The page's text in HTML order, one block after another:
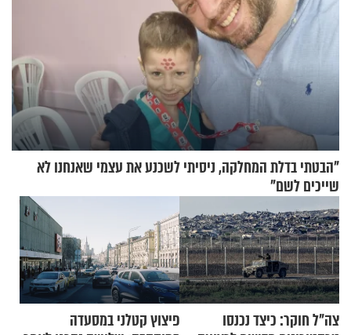
"הבטתי בדלת המחלקה, ניסיתי לשכנע את עצמי שאנחנו לא
שייכים לשם"
צה"ל חוקר: כיצד נכנסו
פיצוץ קטלני במסעדה